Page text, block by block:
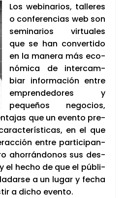
Los webi­na­rios, talle­res
o con­fe­ren­cias web son
semi­na­rios vir­tua­les
que se han con­ver­ti­do
en la mane­ra más eco­
nó­mi­ca de inter­cam­
biar infor­ma­ción entre
empren­de­do­res y
peque­ños nego­cios,
que un even­to pre­
en el que
entre par­ti­ci­pan­
aho­rrán­do­nos sus des­
el hecho de que el públi­
a un lugar y fecha
a dicho even­to.